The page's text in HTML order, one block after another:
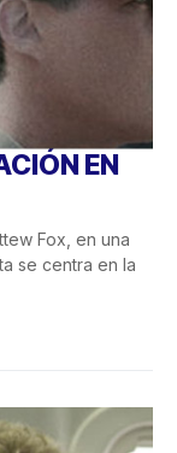
EN
Fox, en una
se centra en la